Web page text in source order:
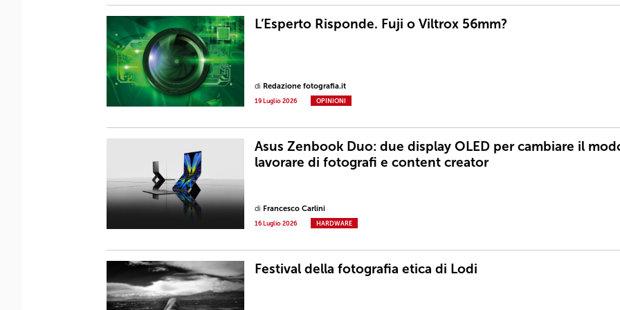
L’Esperto Risponde. Fuji o Viltrox 56mm?
di Redazione fotografia.it
19 Luglio 2026 OPINIONI
Asus Zenbook Duo: due display OLED per cambiare il
lavorare di fotografi e content creator
di Francesco Carlini
16 Luglio 2026 HARDWARE
Festival della fotografia etica di Lodi